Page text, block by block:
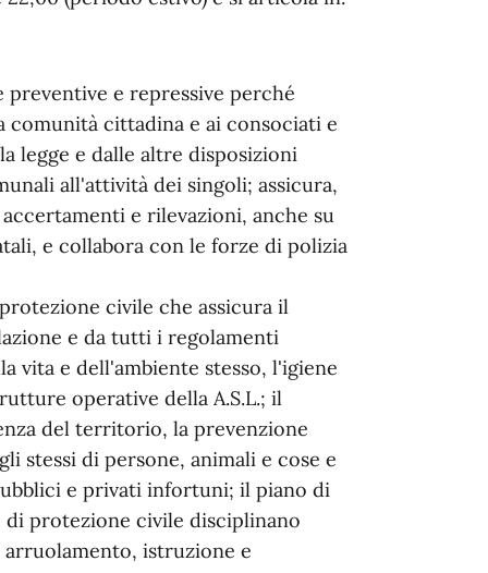
preventive e repressive perché
cittadina e ai consociati e
legge e dalle altre disposizioni
all'attività dei singoli; assicura,
e rilevazioni, anche su
e collabora con le forze di polizia
civile che assicura il
e da tutti i regolamenti
vita e dell'ambiente stesso, l'igiene
operative della A.S.L.; il
del territorio, la prevenzione
stessi di persone, animali e cose e
e privati infortuni; il piano di
protezione civile disciplinano
istruzione e